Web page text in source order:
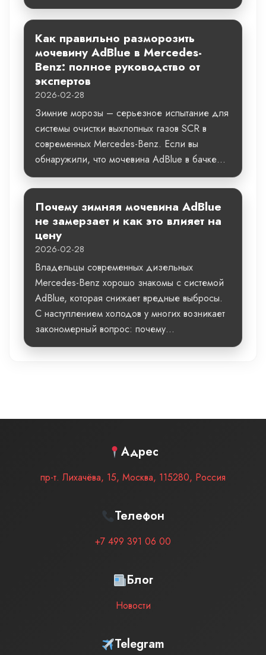
Как правильно разморозить
мочевину AdBlue в Mercedes-
Benz: полное руководство от
экспертов
2026-02-28
Зимние морозы – серьезное испытание для
системы очистки выхлопных газов SCR в
современных Mercedes-Benz. Если вы
обнаружили, что мочевина AdBlue в бачке...
Почему зимняя мочевина AdBlue
не замерзает и как это влияет на
цену
2026-02-28
Владельцы современных дизельных
Mercedes-Benz хорошо знакомы с системой
AdBlue, которая снижает вредные выбросы.
С наступлением холодов у многих возникает
закономерный вопрос: почему...
Адрес
пр-т. Лихачёва, 15, Москва, 115280, Россия
Телефон
+7 499 391 06 00
Блог
Новости
Telegram